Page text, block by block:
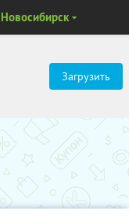
Загрузить
Новосибирск